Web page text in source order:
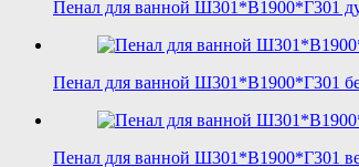
Пенал для ванной Ш301*В1900*Г301
Пенал для ванной Ш301*В1900*Г301
Пенал для ванной Ш301*В1900*Г301